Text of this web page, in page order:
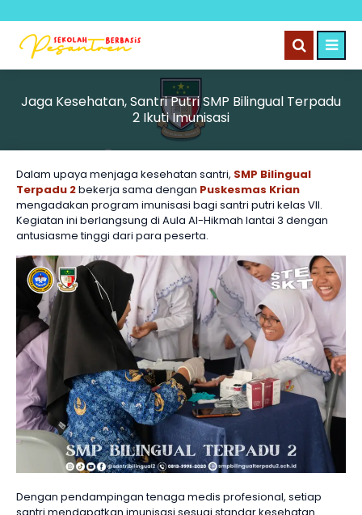
Jaga Kesehatan, Santri Putri SMP Bilingual Terpadu
2 Ikuti Imunisasi
Dalam upaya menjaga kesehatan santri, SMP Bilingual
Terpadu 2bekerja sama dengan Puskesmas Krian
mengadakan program imunisasi bagi santri putri kelas VII.
Kegiatan ini berlangsung di Aula Al-Hikmah lantai 3 dengan
antusiasme tinggi dari para peserta.
Dengan pendampingan tenaga medis profesional, setiap